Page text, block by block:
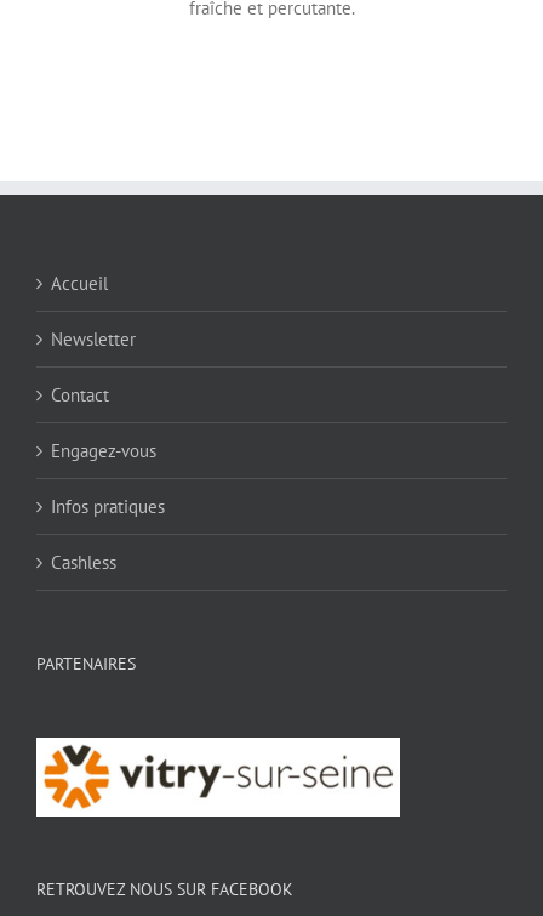
fraîche et percutante.
Accueil
Newsletter
Contact
Engagez-vous
Infos pratiques
Cashless
PARTENAIRES
RETROUVEZ NOUS SUR FACEBOOK